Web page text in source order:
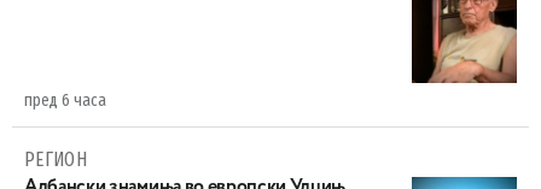
пред 6 часа
РЕГИОН